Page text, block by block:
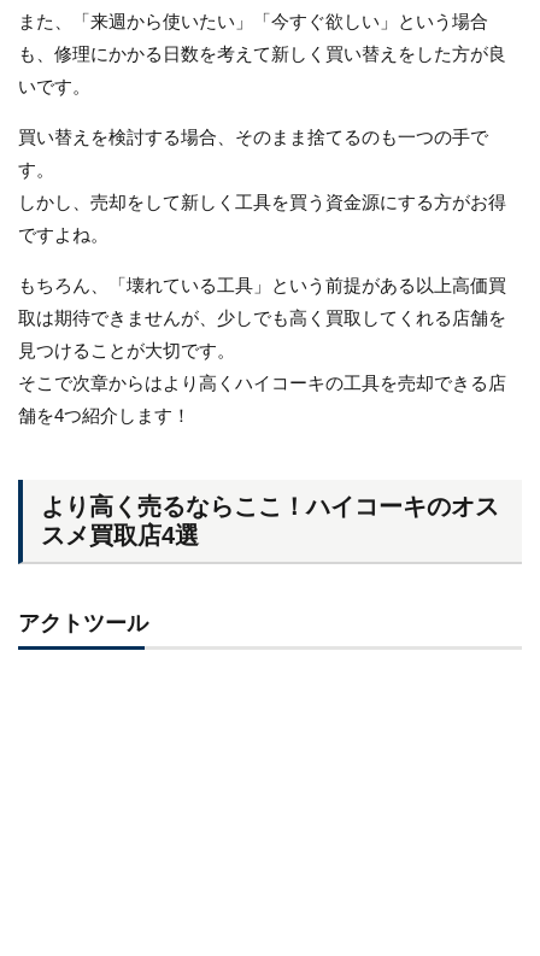
また、「来週から使いたい」「今すぐ欲しい」という場合
も、修理にかかる日数を考えて新しく買い替えをした方が良
いです。
買い替えを検討する場合、そのまま捨てるのも一つの手で
す。
しかし、売却をして新しく工具を買う資金源にする方がお得
ですよね。
もちろん、「壊れている工具」という前提がある以上高価買
取は期待できませんが、少しでも高く買取してくれる店舗を
見つけることが大切です。
そこで次章からはより高くハイコーキの工具を売却できる店
舗を4つ紹介します！
より高く売るならここ！ハイコーキのオス
スメ買取店4選
アクトツール